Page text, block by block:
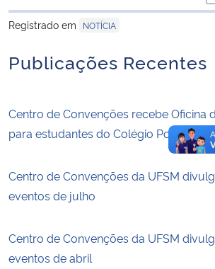
Banco Central do Brasil
Registrado em
NOTÍCIA
Publicações Recentes
Centro de Convenções recebe Oficina
para estudantes do Colégio
Centro de Convenções da UFSM
eventos de julho
Centro de Convenções da UFSM
eventos de abril